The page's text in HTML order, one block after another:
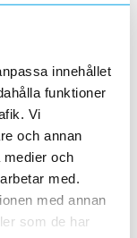
innehållet
funktioner
Vi
och annan
medier och
med.
med annan
som de har
senildosa ø68
eller 5x1,5mm².
20stuts, med
har större
puckar och i
livslängd av
9-26 ...läs mer
4 ST BRAND
ELECTRIC